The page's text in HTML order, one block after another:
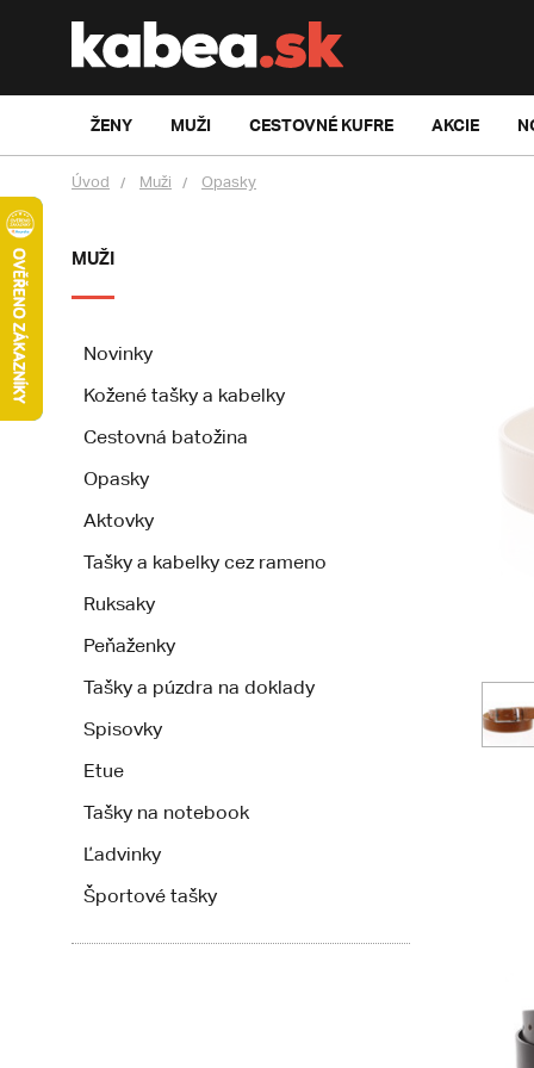
ŽENY MUŽI CESTOVNÉ KUFRE AKCIE
Úvod Muži Opasky
MUŽI
Novinky
Kožené tašky a kabelky
Cestovná batožina
Opasky
Aktovky
Tašky a kabelky cez rameno
Ruksaky
Peňaženky
Tašky a púzdra na doklady
Spisovky
Etue
Tašky na notebook
Ľadvinky
Športové tašky